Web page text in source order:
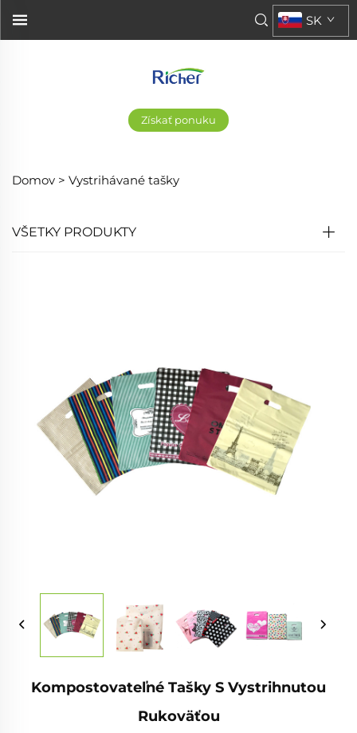
Získať ponuku
SK
Domov > Vystrihávané tašky
VŠETKY PRODUKTY
Kompostovateľné Tašky S Vystrihnutou
Rukoväťou